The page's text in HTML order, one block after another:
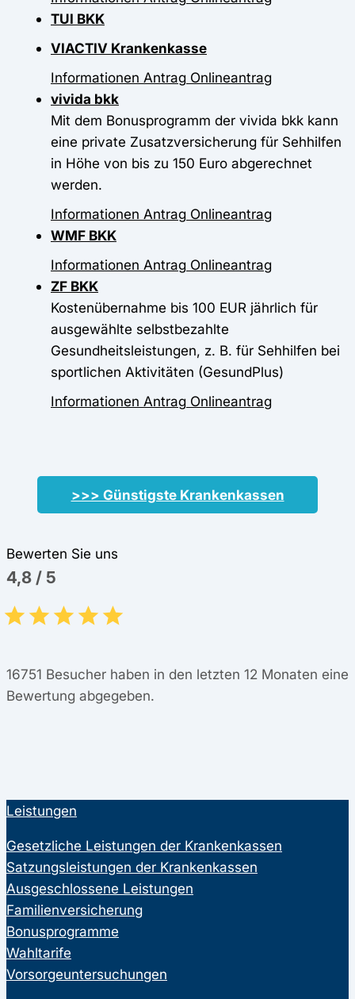
TUI BKK
VIACTIV Krankenkasse
Informationen Antrag Onlineantrag
vivida bkk
Mit dem Bonusprogramm der vivida bkk kann
eine private Zusatzversicherung für Sehhilfen
in Höhe von bis zu 150 Euro abgerechnet
werden.
Informationen Antrag Onlineantrag
WMF BKK
Informationen Antrag Onlineantrag
ZF BKK
Kostenübernahme bis 100 EUR jährlich für
ausgewählte selbstbezahlte
Gesundheitsleistungen, z. B. für Sehhilfen bei
sportlichen Aktivitäten (GesundPlus)
Informationen Antrag Onlineantrag
>>> Günstigste Krankenkassen
Bewerten Sie uns
4,8 / 5
16751 Besucher haben in den letzten 12 Monaten eine
Bewertung abgegeben.
Leistungen
Gesetzliche Leistungen der Krankenkassen
Satzungsleistungen der Krankenkassen
Ausgeschlossene Leistungen
Familienversicherung
Bonusprogramme
Wahltarife
Vorsorgeuntersuchungen